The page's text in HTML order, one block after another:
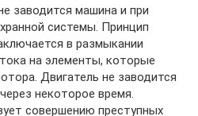
заводится машина и при
системы. Принцип
в размыкании
на элементы, которые
Двигатель не заводится
некоторое время.
совершению преступных